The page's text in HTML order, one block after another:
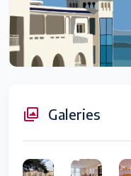
Galeries